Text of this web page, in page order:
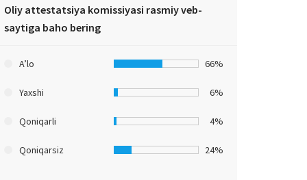
Oliy attestatsiya komissiyasi rasmiy veb-
saytiga baho bering
A’lo 66%
Yaxshi 6%
Qoniqarli 4%
Qoniqarsiz 24%